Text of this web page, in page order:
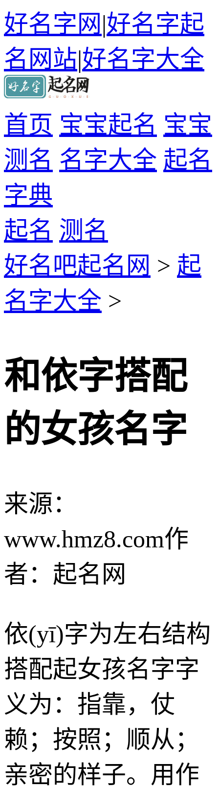
好名字网|好名字起
名网站|好名字大全
首页 宝宝起名 宝宝
测名 名字大全 起名
字典
起名 测名
好名吧起名网 > 起
名字大全 >
和依字搭配
的女孩名字
来源：
www.hmz8.com作
者：起名网
依(yī)字为左右结构
搭配起女孩名字字
义为：指靠，仗
赖；按照；顺从；
亲密的样子。用作